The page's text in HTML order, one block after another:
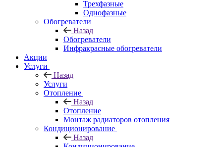
Трехфазные
Однофазные
Обогреватели
Назад
Обогреватели
Инфракрасные обогреватели
Акции
Услуги
Назад
Услуги
Отопление
Назад
Отопление
Монтаж радиаторов отопления
Кондиционирование
Назад